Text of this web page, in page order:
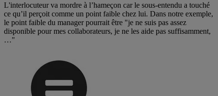
L'interlocuteur va mordre à l’hameçon car le sous-entendu a touché
ce qu’il perçoit comme un point faible chez lui. Dans notre exemple,
le point faible du manager pourrait être "je ne suis pas assez
disponible pour mes collaborateurs, je ne les aide pas suffisamment,
…"